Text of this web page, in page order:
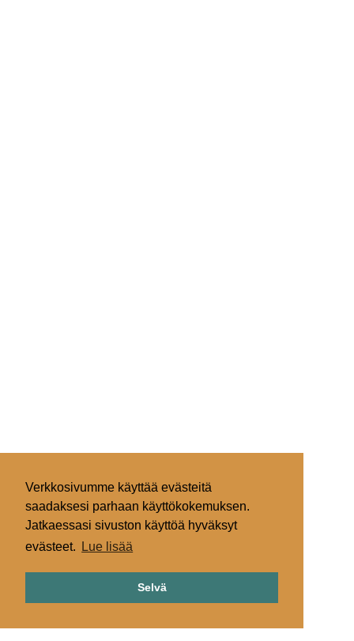
Verkkosivumme käyttää evästeitä
saadaksesi parhaan käyttökokemuksen.
Jatkaessasi sivuston käyttöä hyväksyt
evästeet.
Lue lisää
Selvä